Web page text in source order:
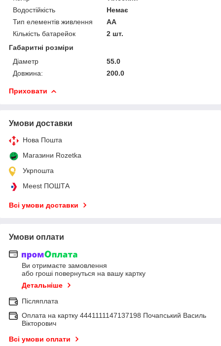
Водостійкість
Немає
Тип елементів живлення
AA
Кількість батарейок
2 шт.
Габаритні розміри
Діаметр
55.0
Довжина:
200.0
Приховати
Умови доставки
Нова Пошта
Магазини Rozetka
Укрпошта
Meest ПОШТА
Всі умови доставки
Умови оплати
Ви отримаєте замовлення
або гроші повернуться на вашу картку
Детальніше
Післяплата
Оплата на картку 4441111147137198 Почапський Василь
Вікторович
Всі умови оплати